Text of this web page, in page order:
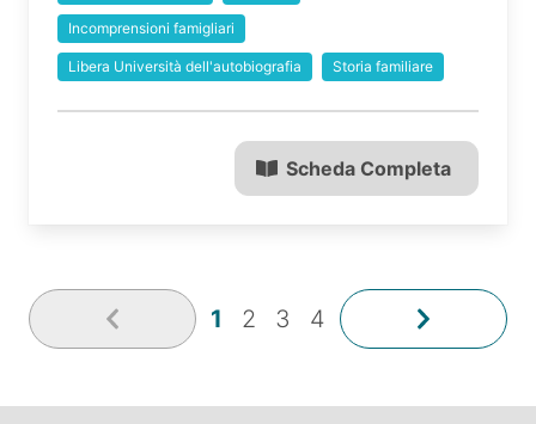
Incomprensioni famigliari
Libera Università dell'autobiografia Storia familiare
Scheda Completa
1 2 3 4